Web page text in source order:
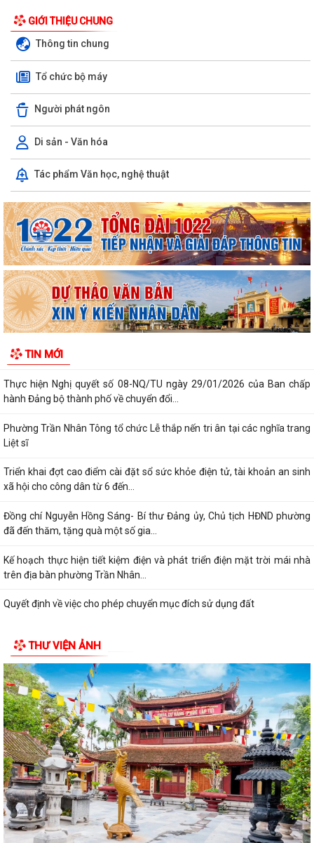
GIỚI THIỆU CHUNG
Thông tin chung
Tổ chức bộ máy
Người phát ngôn
Di sản - Văn hóa
Tác phẩm Văn học, nghệ thuật
TIN MỚI
Kiến tạo “Thế” quốc gia: Bước chuyển của tư duy đối ngoại Việt Nam
trong kỷ nguyên mới
PHÁT HUY GIÁ TRỊ CÁC DI TÍCH VĂN HÓA TRONG KỶ NGUYÊN MỚI Ở
PHƯỜNG TRẦN NHÂN TÔNG, THÀNH PHỐ HẢI...
Phường Trần Nhân Tông tham dự hội nghị trực tuyến báo cáo viên
thành phố tháng 7/2026
Lãnh đạo phường kiểm tra các trạm bơm, hồ đập sau mưa lớn
tìm kiếm, quy tập và xác định...
Thực hiện Nghị quyết số 08-NQ/TU ngày 29/01/2026 của Ban chấp
hành Đảng bộ thành phố về chuyển đổi...
Phường Trần Nhân Tông tổ chức Lễ thắp nến tri ân tại các nghĩa trang
Liệt sĩ
Triển khai đợt cao điểm cài đặt sổ sức khỏe điện tử, tài khoản an sinh
xã hội cho công dân từ 6 đến...
Đồng chí Nguyễn Hồng Sáng- Bí thư Đảng ủy, Chủ tịch HĐND phường
đã đến thăm, tặng quà một số gia...
Kế hoạch thực hiện tiết kiệm điện và phát triển điện mặt trời mái nhà
trên địa bàn phường Trần Nhân...
Quyết định về việc cho phép chuyển mục đích sử dụng đất
định kỳ, khám sàng lọc miễn...
Hội nghị giao ban cụm Thường trực Đảng ủy phụ trách triển khai
nhiệm vụ quý III năm 2026
Hội nghị triển khai Kế hoạch tổ chức Hội trại Thanh thiếu nhi phường
Trần Nhân Tông năm 2026
UBND phường tổ chức hội nghị triển khai công tác sản xuất vụ Mùa
năm 2026 và công tác phòng, chống...
Hoàng Gián long trọng tổ chức Lễ công bố Nghị quyết thành lập Tổ dân
phố
THƯ VIỆN ẢNH